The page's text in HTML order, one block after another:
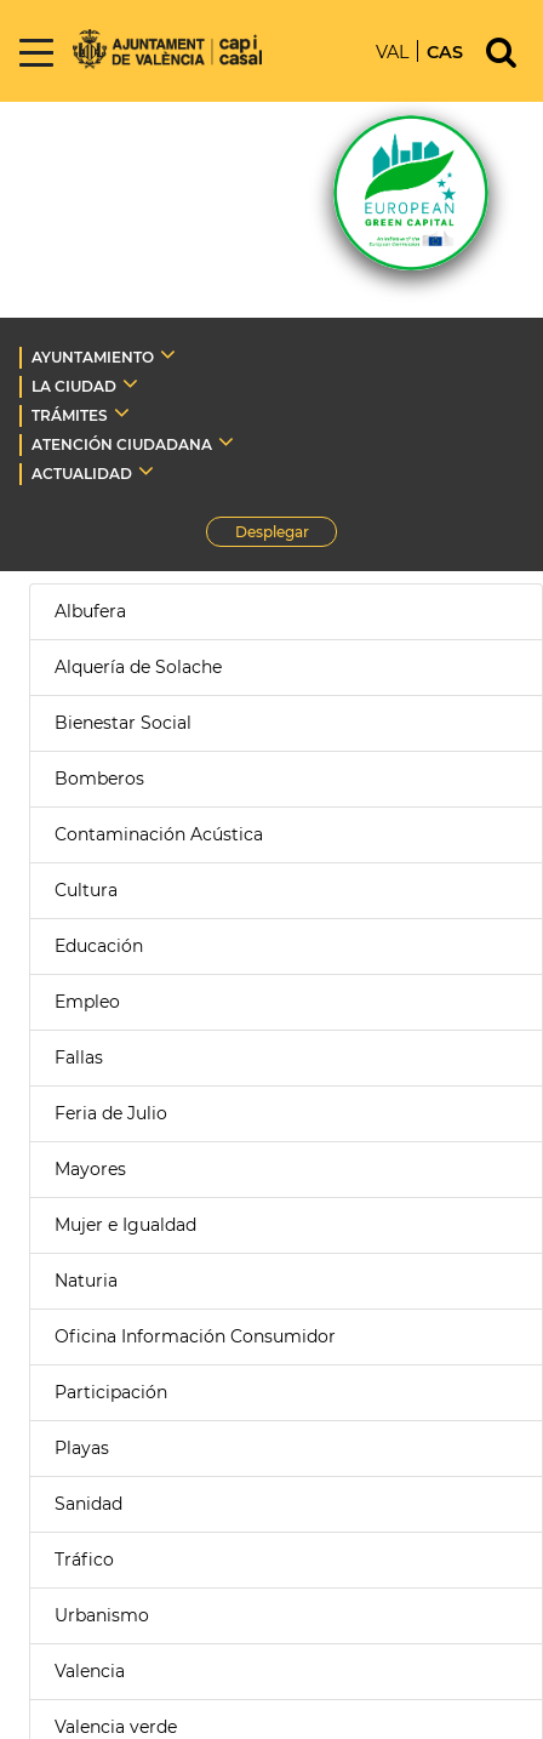
VAL CAS
AYUNTAMIENTO
LA CIUDAD
TRÁMITES
ATENCIÓN CIUDADANA
ACTUALIDAD
Desplegar
Albufera
Alquería de Solache
Bienestar Social
Bomberos
Contaminación Acústica
Cultura
Educación
Empleo
Fallas
Feria de Julio
Mayores
Mujer e Igualdad
Naturia
Oficina Información Consumidor
Participación
Playas
Sanidad
Tráfico
Urbanismo
Valencia
Valencia verde